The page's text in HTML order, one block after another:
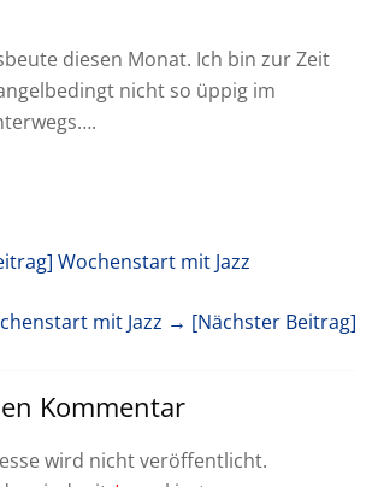
diesen Monat. Ich bin zur Zeit
nicht so üppig im
Wochenstart mit Jazz
mit Jazz → [Nächster Beitrag]
Kommentar
wird nicht veröffentlicht.